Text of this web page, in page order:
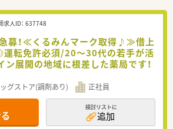
求人ID： 637748
急募！≪くるみんマーク取得♪≫借上
転免許必須/20～30代の若手が活
展開の地域に根差した薬局です！
グストア(調剤あり) 正社員
検討リストに
追加